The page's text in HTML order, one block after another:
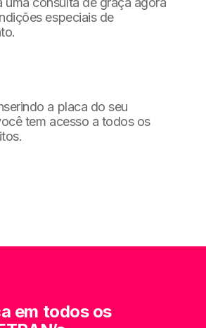
especiais de
a placa do seu
tem acesso a todos os
em todos os